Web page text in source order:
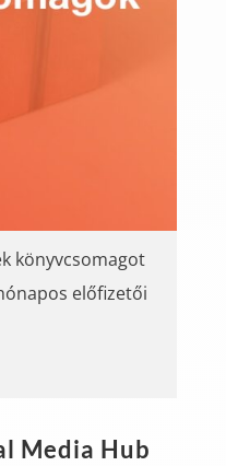
könyvcsomagot
előfizetői
Media Hub